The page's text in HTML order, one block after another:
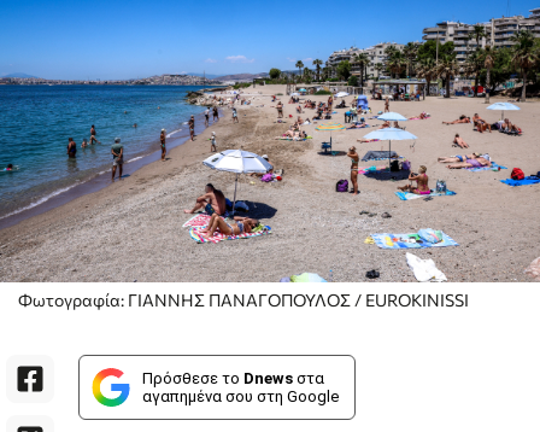
Φωτογραφία: ΓΙΑΝΝΗΣ ΠΑΝΑΓΟΠΟΥΛΟΣ / EUROKINISSI
Πρόσθεσε το Dnews στα
αγαπημένα σου στη Google